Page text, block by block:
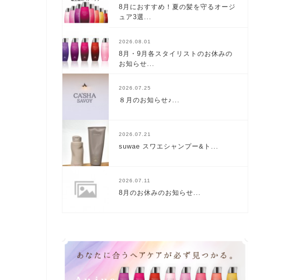
8月におすすめ！夏の髪を守るオージ
ュア3選...
2026.08.01
8月・9月各スタイリストのお休みの
お知らせ...
2026.07.25
８月のお知らせ♪...
2026.07.21
suwae スワエシャンプー&ト...
2026.07.11
8月のお休みのお知らせ...